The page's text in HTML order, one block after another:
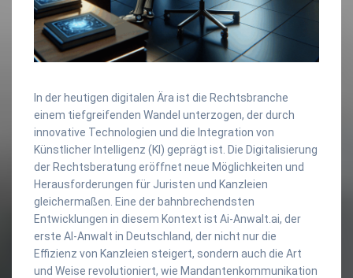
In der heutigen digitalen Ära ist die Rechtsbranche
einem tiefgreifenden Wandel unterzogen, der durch
innovative Technologien und die Integration von
Künstlicher Intelligenz (KI) geprägt ist. Die Digitalisierung
der Rechtsberatung eröffnet neue Möglichkeiten und
Herausforderungen für Juristen und Kanzleien
gleichermaßen. Eine der bahnbrechendsten
Entwicklungen in diesem Kontext ist Ai-Anwalt.ai, der
erste AI-Anwalt in Deutschland, der nicht nur die
Effizienz von Kanzleien steigert, sondern auch die Art
und Weise revolutioniert, wie Mandantenkommunikation